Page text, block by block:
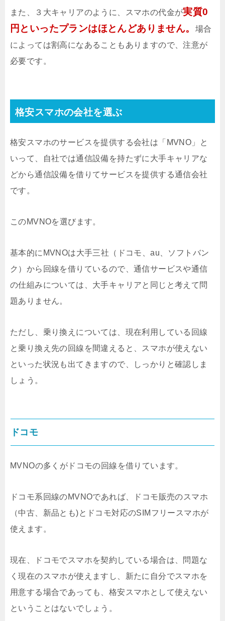
また、３大キャリアのように、スマホの代金が実質0
円といったプランはほとんどありません。
場合
によっては割高になあることもありますので、注意が
必要です。
格安スマホの会社を選ぶ
格安スマホのサービスを提供する会社は「MVNO」と
いって、自社では通信設備を持たずに大手キャリアな
どから通信設備を借りてサービスを提供する通信会社
です。
このMVNOを選びます。
基本的にMVNOは大手三社（ドコモ、au、ソフトバン
ク）から回線を借りているので、通信サービスや通信
の仕組みについては、大手キャリアと同じと考えて問
題ありません。
ただし、乗り換えについては、現在利用している回線
と乗り換え先の回線を間違えると、スマホが使えない
といった状況も出てきますので、しっかりと確認しま
しょう。
ドコモ
MVNOの多くがドコモの回線を借りています。
ドコモ系回線のMVNOであれば、ドコモ販売のスマホ
（中古、新品とも)とドコモ対応のSIMフリースマホが
使えます。
現在、ドコモでスマホを契約している場合は、問題な
く現在のスマホが使えますし、新たに自分でスマホを
用意する場合であっても、格安スマホとして使えない
ということはないでしょう。